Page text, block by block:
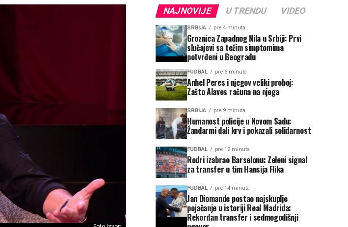
NAJNOVIJE U TRENDU VIDEO
SRBIJA pre 4 minuta
Groznica Zapadnog Nila u Srbiji: Prvi
slučajevi sa težim simptomima
potvrđeni u Beogradu
FUDBAL pre 6 minuta
Anhel Peres i njegov veliki proboj:
Zašto Alaves računa na njega
SRBIJA pre 9 minuta
Humanost policije u Novom Sadu:
Žandarmi dali krv i pokazali solidarnost
FUDBAL pre 12 minuta
Rodri izabrao Barselonu: Zeleni signal
za transfer u tim Hansija Flika
FUDBAL pre 14 minuta
Jan Diomande postao najskuplje
pojačanje u istoriji Real Madrida:
Rekordan transfer i sedmogodišnji